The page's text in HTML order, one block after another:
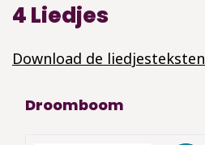
4 Liedjes
Download de liedjesteksten
Droomboom